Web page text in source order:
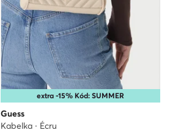
extra -15% Kód: SUMMER
Guess
Kabelka · Écru